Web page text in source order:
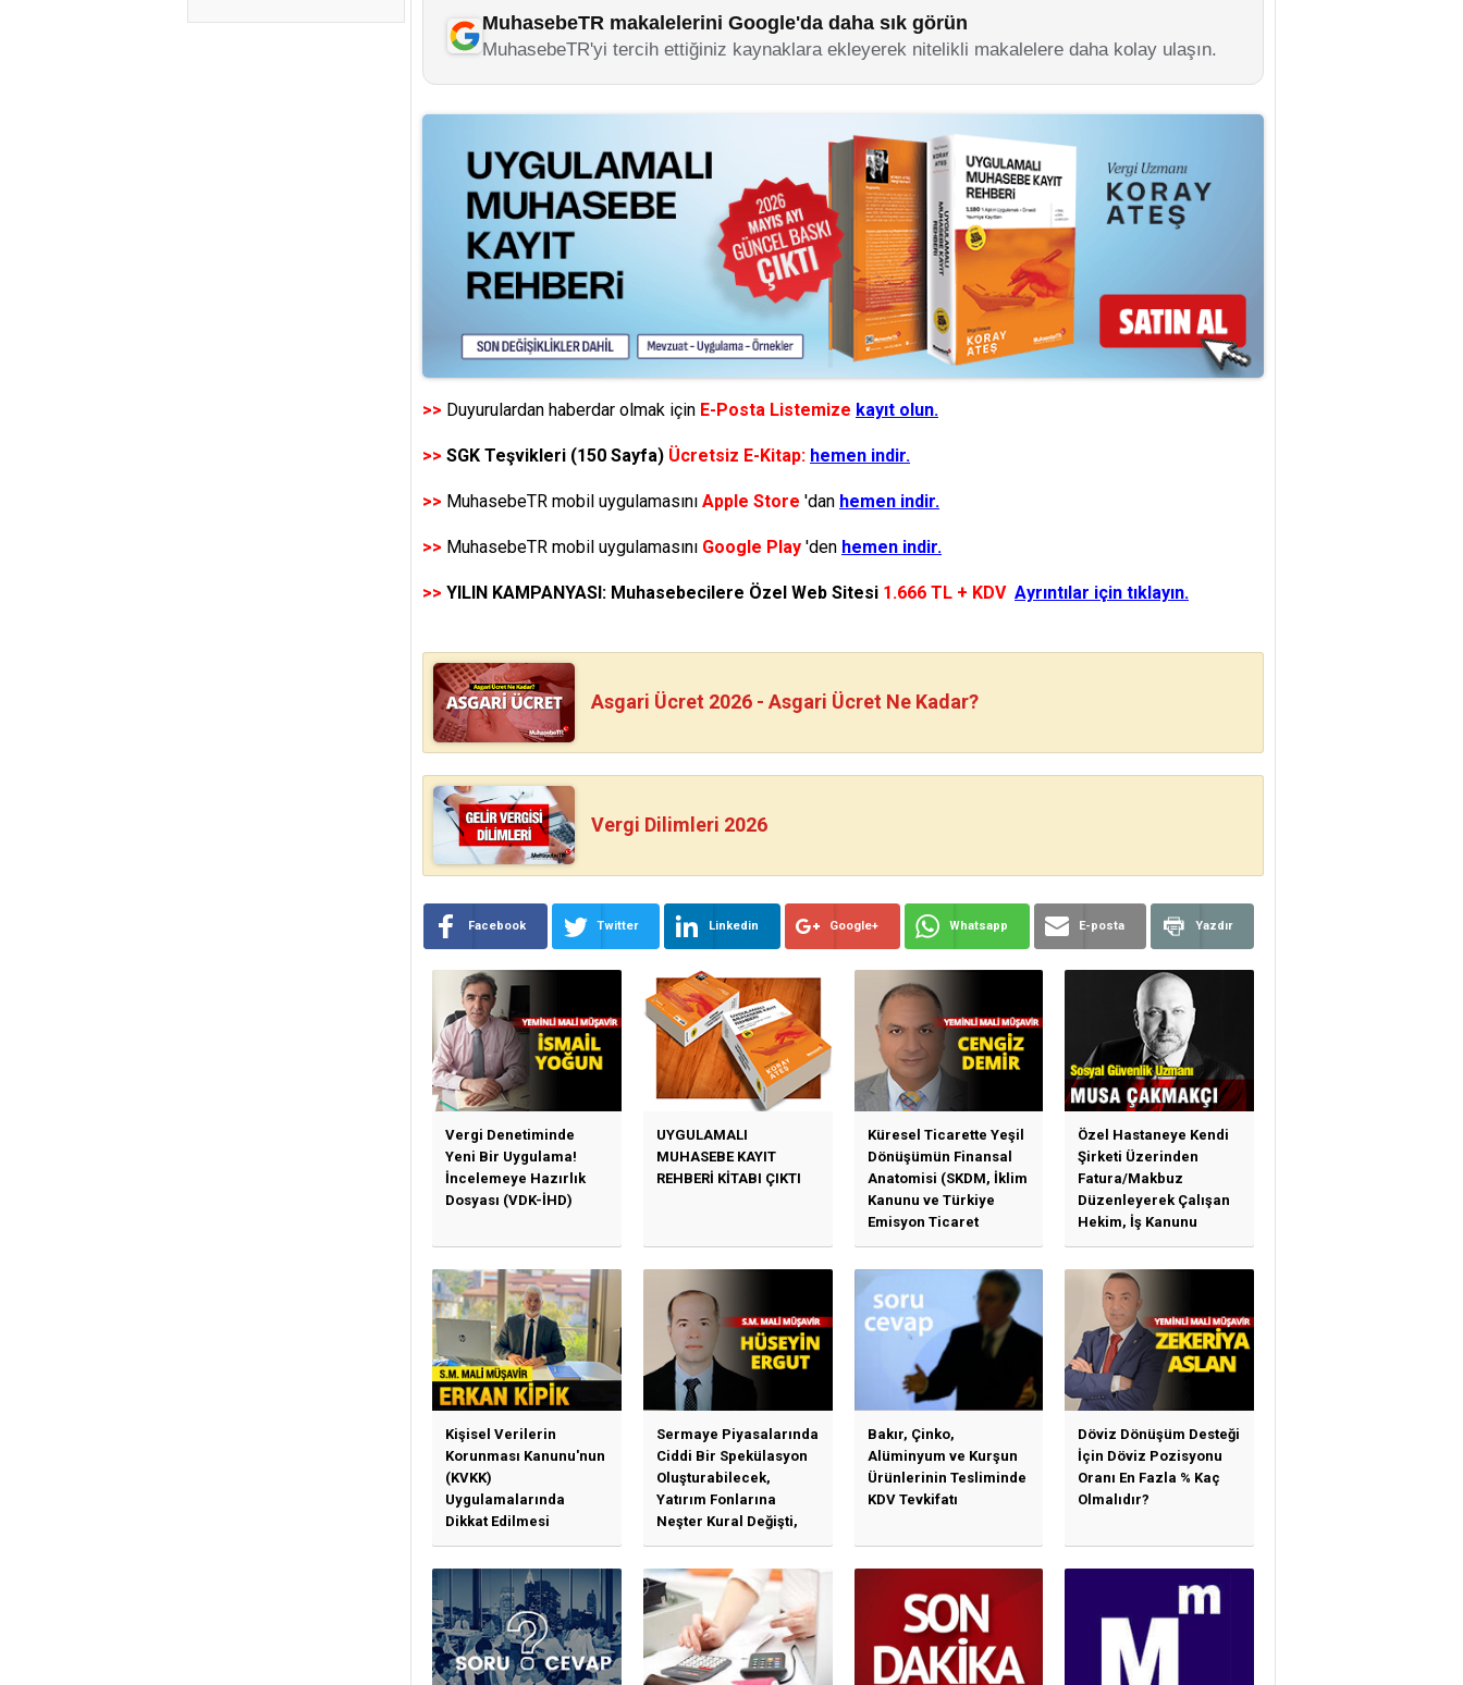
MuhasebeTR makalelerini Google'da daha sık görün
MuhasebeTR'yi tercih ettiğiniz kaynaklara ekleyerek nitelikli makalelere daha kolay ulaşın.
>> Duyurulardan haberdar olmak için E-Posta Listemize kayıt olun.
>> SGK Teşvikleri (150 Sayfa) Ücretsiz E-Kitap: hemen indir.
>> MuhasebeTR mobil uygulamasını Apple Store 'dan hemen indir.
>> MuhasebeTR mobil uygulamasını Google Play 'den hemen indir.
>> YILIN KAMPANYASI: Muhasebecilere Özel Web Sitesi 1.666 TL + KDV Ayrıntılar için tıklayın.
Asgari Ücret 2026 - Asgari Ücret Ne Kadar?
Vergi Dilimleri 2026
Facebook Twitter Linkedin Google+ Whatsapp E-posta Yazdır
Vergi Denetiminde
Yeni Bir Uygulama!
İncelemeye Hazırlık
Dosyası (VDK-İHD)
UYGULAMALI
MUHASEBE KAYIT
REHBERİ KİTABI ÇIKTI
Küresel Ticarette Yeşil
Dönüşümün Finansal
Anatomisi (SKDM, İklim
Kanunu ve Türkiye
Emisyon Ticaret
Sistemi (TR-ETS)
Özel Hastaneye Kendi
Şirketi Üzerinden
Fatura/Makbuz
Düzenleyerek Çalışan
Hekim, İş Kanunu
Hükümlerinden
Kişisel Verilerin
Korunması Kanunu'nun
(KVKK)
Uygulamalarında
Dikkat Edilmesi
Gereken Özet Başlıklar
Sermaye Piyasalarında
Ciddi Bir Spekülasyon
Oluşturabilecek,
Yatırım Fonlarına
Neşter Kural Değişti,
SPK’dan Kritik Hamle
Haberlerine Sermaye
Piyasası Kurulundan
Yalanlama Ve Yerinde
Bir Açıklama Geldi
Bakır, Çinko,
Alüminyum ve Kurşun
Ürünlerinin Tesliminde
KDV Tevkifatı
Döviz Dönüşüm Desteği
İçin Döviz Pozisyonu
Oranı En Fazla % Kaç
Olmalıdır?